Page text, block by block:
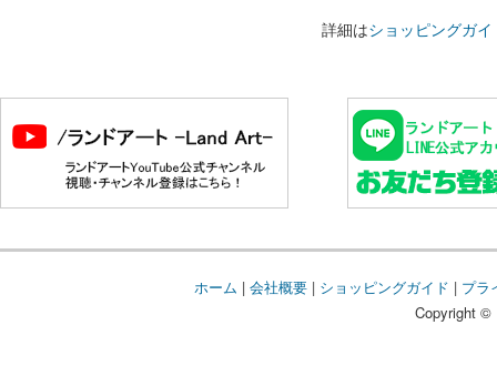
詳細はショッピングガイ
ホーム | 会社概要| ショッピングガイド | プラ
Copyright ©